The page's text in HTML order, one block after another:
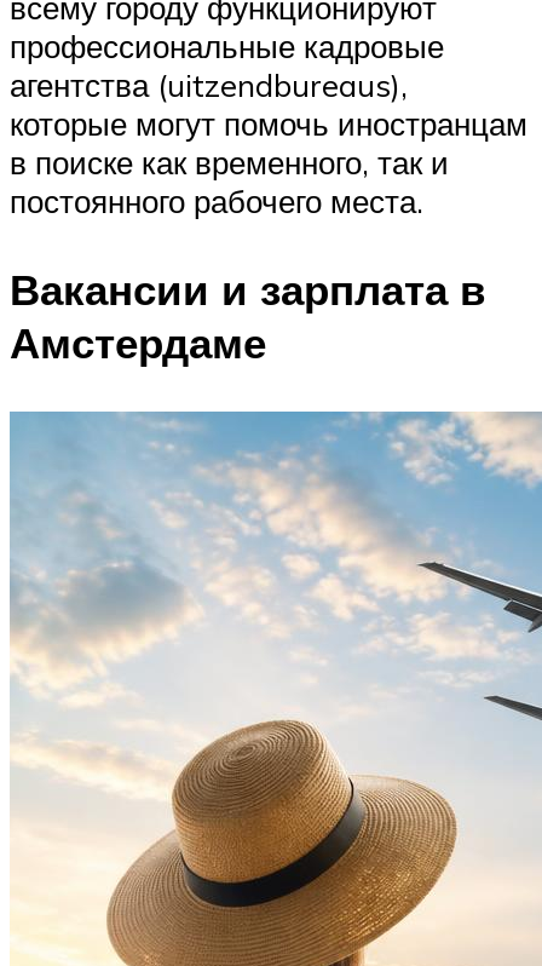
профессиональные кадровые
агентства (uitzendbureaus),
которые могут помочь иностранцам
в поиске как временного, так и
постоянного рабочего места.
Вакансии и зарплата в
Амстердаме